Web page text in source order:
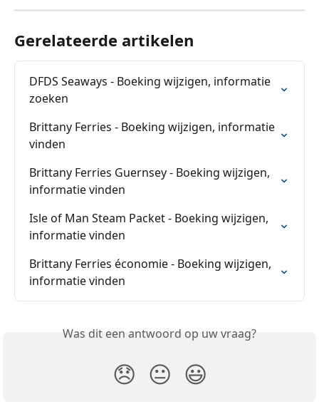
Gerelateerde artikelen
DFDS Seaways - Boeking wijzigen, informatie
zoeken
Brittany Ferries - Boeking wijzigen, informatie
vinden
Brittany Ferries Guernsey - Boeking wijzigen,
informatie vinden
Isle of Man Steam Packet - Boeking wijzigen,
informatie vinden
Brittany Ferries économie - Boeking wijzigen,
informatie vinden
Was dit een antwoord op uw vraag?
😞 😐 😃